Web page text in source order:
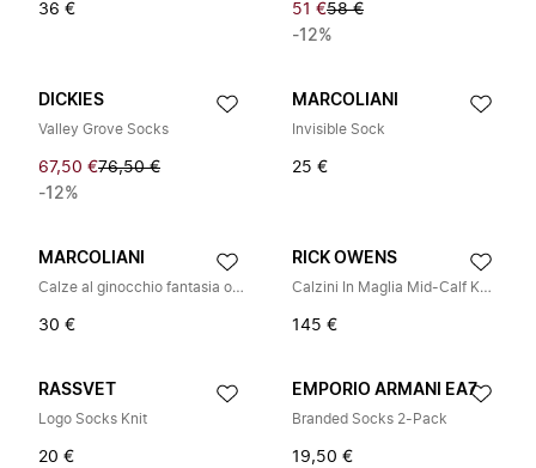
36 € 51 €58 €
-12%
DICKIES
Valley Grove Socks
67,50 €76,50 €
-12%
MARCOLIANI
Invisible Sock
25 €
MARCOLIANI
Calze al ginocchio fantasia occhio di pernice
30 €
RICK OWENS
Calzini In Maglia Mid-Calf Knitted Socks
145 €
RASSVET
Logo Socks Knit
20 €
EMPORIO ARMANI EA7
Branded Socks 2-Pack
19,50 €